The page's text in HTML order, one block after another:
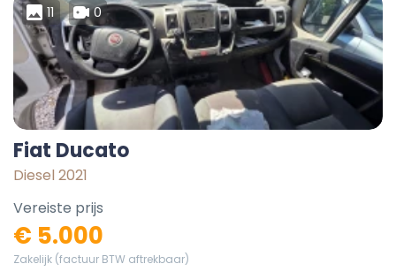
11 0
Fiat Ducato
Diesel 2021
Vereiste prijs
€ 5.000
Zakelijk (factuur BTW aftrekbaar)